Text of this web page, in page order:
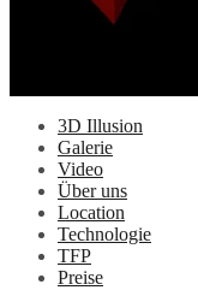
3D Illusion
Galerie
Video
Über uns
Location
Technologie
TFP
Preise